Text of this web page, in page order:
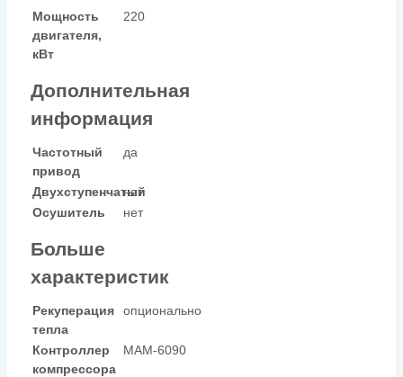
Мощность
двигателя,
кВт
220
Дополнительная
информация
Частотный
привод
да
Двухступенчатый
нет
Осушитель
нет
Больше
характеристик
Рекуперация
тепла
опционально
Контроллер
компрессора
МАМ-6090